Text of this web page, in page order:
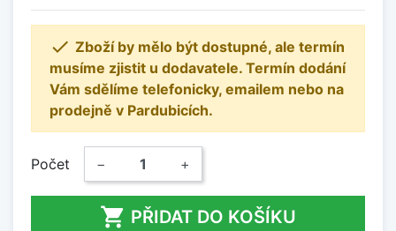
 Zboží by mělo být dostupné, ale termín
musíme zjistit u dodavatele. Termín dodání
Vám sdělíme telefonicky, emailem nebo na
prodejně v Pardubicích.
Počet − +
 PŘIDAT DO KOŠÍKU